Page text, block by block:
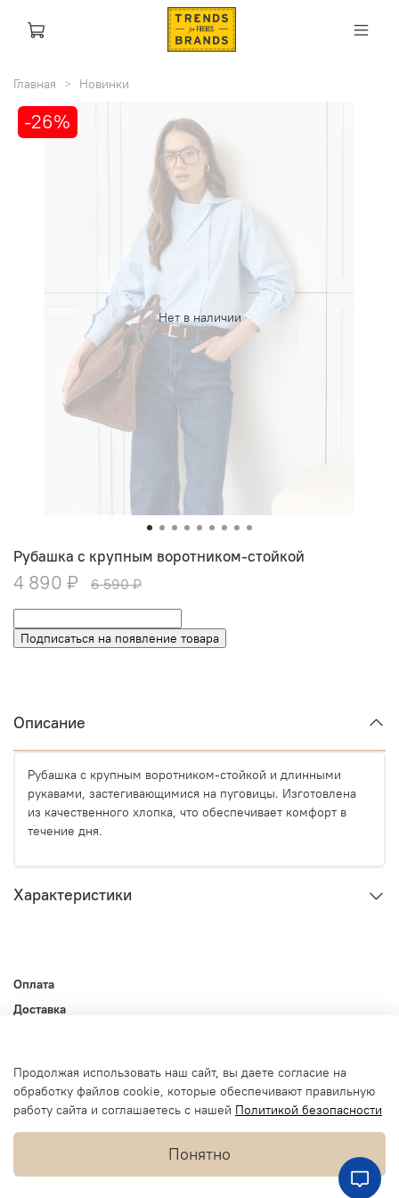
Главная Новинки
Нет в наличии
-26%
Рубашка с крупным воротником-стойкой
4 890 ₽ 6 590 ₽
Подписаться на появление товара
Описание
Рубашка с крупным воротником-стойкой и длинными
рукавами, застегивающимися на пуговицы. Изготовлена
из качественного хлопка, что обеспечивает комфорт в
течение дня.
Характеристики
Оплата
Доставка
Пользовательское соглашение
Условия обмена и возврата
Блог
Продолжая использовать наш сайт, вы даете согласие на
обработку файлов cookie, которые обеспечивают правильную
работу сайта и соглашаетесь с нашей Политикой безопасности
Понятно